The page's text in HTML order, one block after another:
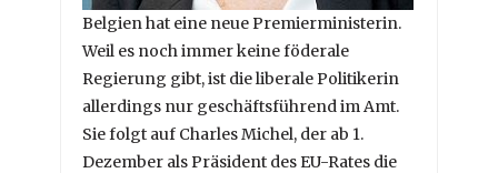
Belgien hat eine neue Premierministerin.
Weil es noch immer keine föderale
Regierung gibt, ist die liberale Politikerin
allerdings nur geschäftsführend im Amt.
Sie folgt auf Charles Michel, der ab 1.
Dezember als Präsident des EU-Rates die